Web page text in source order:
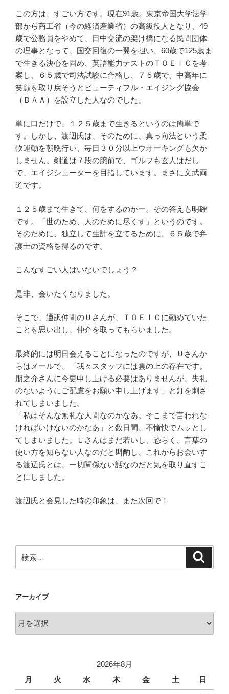
この方は、すごい方です。現在91歳。東京帝国大学法学
部から商工省（今の経済産業省）の高級役人となり、49
歳で公務員をやめて、日中交流の架け橋になる民間団体
の理事となって、国交回復の一翼を担い、60歳で125歳ま
で生きる決心を固め、英語能力テストのＴＯＥＩＣを考
案し、６５歳で司法試験に合格し、７５歳で、中高年に
笑顔を取り戻そうとビューティフル・エイジング協会
（ＢＡＡ）を設立した人なのでした。
単に口だけで、１２５歳まで生きるというのは簡単で
す。しかし、渡辺氏は、そのために、真っ向法という柔
軟運動を朝晩行い、毎日３０分以上ウオーキングも欠か
しません。剣道は７段の腕前で、ゴルフも玄人はだし
で、エイジシューターを目指しています。まさに文武両
道です。
１２５歳まで生きて、何をするのかー。その答えも明確
です。「世のため、人のために尽くす」というのです。
そのために、独立して生計を立てるために、６５歳で弁
護士の資格を得るのです。
こんなすごい人はいないでしょう？
是非、会いたくなりました。
そこで、通訳仲間のＵさんが、ＴＯＥＩＣに勤めていた
ことを思い出し、仲介を取ってもらいました。
最終的には明日会えることになったのですが、Ｕさんか
らはメールで、「我々スタッフには雲の上の存在です。
朋之介さんに今更申し上げる必要はありませんが、失礼
のないようにご配慮をお願い申し上げます」と釘を刺さ
れてしまいました。
「私はそんな無礼な人間なのかなあ。そこまで言われな
ければいけないのかなあ」と数日間、不愉快でムッとし
てしまいました。Ｕさんはまだ若いし、恐らく、言葉の
使い方を知らない人なのだと斟酌し、これからお会いす
る渡辺氏とは、一切関係ない話なのだと気を取り直すこ
とにしました。
渡辺氏と会見した時の印象は、また次回で！
索:
アーカイブ
ー
2026年8月
月
火 水 木 金 土 日